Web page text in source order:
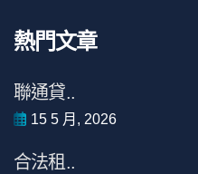
熱門文章
聯通貸..
15 5 月, 2026
合法租..